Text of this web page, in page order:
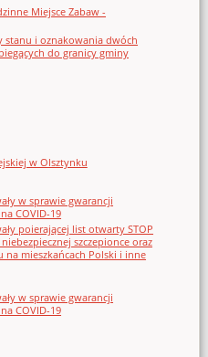
Miejsce Zabaw -
stanu i oznakowania dwóch
do granicy gminy
w Olsztynku
w sprawie gwarancji
COVID-19
poierającej list otwarty STOP
szczepionce oraz
na mieszkańcach Polski i inne
w sprawie gwarancji
COVID-19